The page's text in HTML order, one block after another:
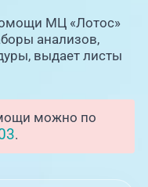
МЦ «Лотос»
анализов,
выдает листы
можно по
.